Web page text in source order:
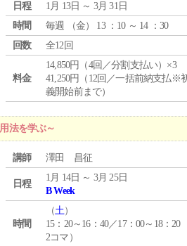
日程
1月 13日 ～ 3月 31日
時間
毎週 （金） 13 ：10 ～ 14 ：30
回数
全12回
料金
14,850円（4回／分割支払い）×3
41,250円（12回／一括前納支払※
義開始前まで）
法を学ぶ～
講師 澤田 昌征
日程
1月 14日 ～ 3月 25日
B Week
時間
（土）
15：20～16：40／17：00～18：20
2コマ）